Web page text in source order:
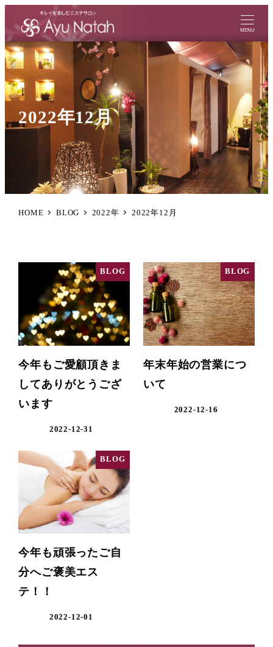
MENU
2022年12月
HOME BLOG 2022年 2022年12月
BLOG
今年もご愛顧頂きま
してありがとうござ
います
2022-12-31
BLOG
年末年始の営業につ
いて
2022-12-16
BLOG
今年も頑張ったご自
分へご褒美エス
テ！！
2022-12-01